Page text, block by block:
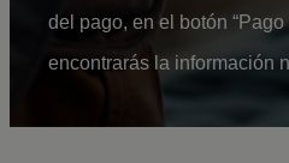
del pago, en el botón “Pago
encontrarás la información